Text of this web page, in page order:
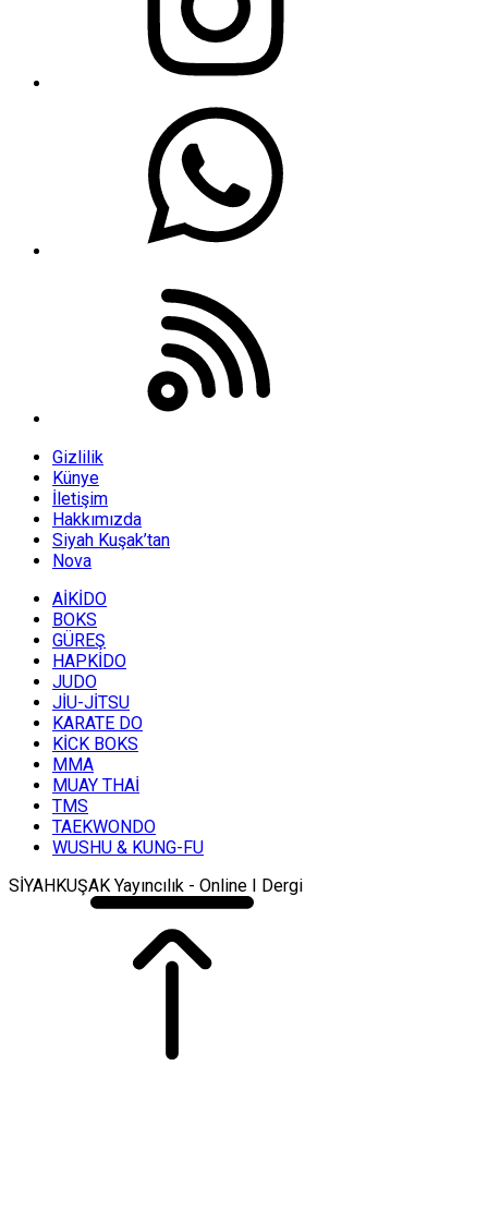
Gizlilik
Künye
İletişim
Hakkımızda
Siyah Kuşak’tan
Nova
AİKİDO
BOKS
GÜREŞ
HAPKİDO
JUDO
JİU-JİTSU
KARATE DO
KİCK BOKS
MMA
MUAY THAİ
TMS
TAEKWONDO
WUSHU & KUNG-FU
SİYAHKUŞAK Yayıncılık - Online I Dergi